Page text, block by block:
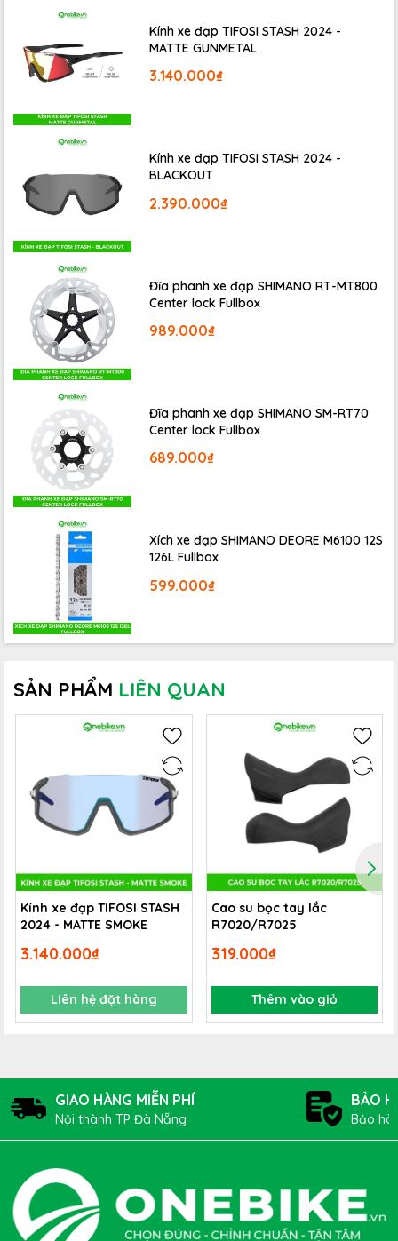
Sau khi sử dụng các mẫu đồng hồ xe đạp cơ bản được
một thời gian bạn muốn nâng cấp, bạn quan tâm nhiều
hơn vào các thông số khác để theo dõi việc tập luyện
của mình. Nhưng đối với các hãng chuyên sản xuất đồng
hồ xe đạp GPS thì giá thành sản phẩm lại khá cao.
Một đồng hồ xe đạp GPS giá rẻ nhưng đầy đủ chức năng
của một sản phẩm có khả năng cung cấp thông tin cho
những bạn muốn theo dõi kĩ quá trình luyện tập của
chọn giúp bạn giải quyết các vấn đề trên.
Kính xe đạp TIFOSI STASH 2024 -
MATTE GUNMETAL
3.140.000₫
Kính xe đạp TIFOSI STASH 2024 -
BLACKOUT
2.390.000₫
Đĩa phanh xe đạp SHIMANO RT-MT800
Center lock Fullbox
989.000₫
Đĩa phanh xe đạp SHIMANO SM-RT70
Center lock Fullbox
689.000₫
Xích xe đạp SHIMANO DEORE M6100 12S
126L Fullbox
599.000₫
SẢN PHẨM LIÊN QUAN
Kính xe đạp TIFOSI STASH
2024 - MATTE SMOKE
3.140.000₫
Liên hệ đặt hàng
Cao su bọc tay lắc
R7020/R7025
319.000₫
Thêm vào giỏ
GIAO HÀNG MIỄN PHÍ
Nội thành TP Đà Nẵng
BẢO
Bảo